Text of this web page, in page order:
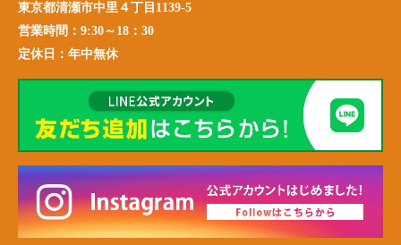
東京都清瀬市中里４丁目1139-5
営業時間： 9:30～18：30
定休日： 年中無休